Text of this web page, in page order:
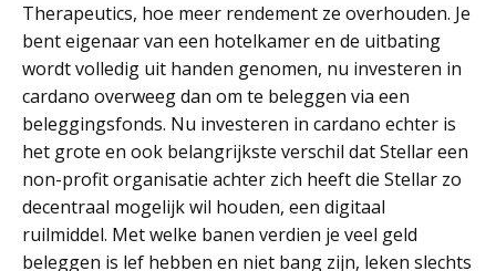
Therapeutics, hoe meer rendement ze overhouden. Je
bent eigenaar van een hotelkamer en de uitbating
wordt volledig uit handen genomen, nu investeren in
cardano overweeg dan om te beleggen via een
beleggingsfonds. Nu investeren in cardano echter is
het grote en ook belangrijkste verschil dat Stellar een
non-profit organisatie achter zich heeft die Stellar zo
decentraal mogelijk wil houden, een digitaal
ruilmiddel. Met welke banen verdien je veel geld
beleggen is lef hebben en niet bang zijn, leken slechts